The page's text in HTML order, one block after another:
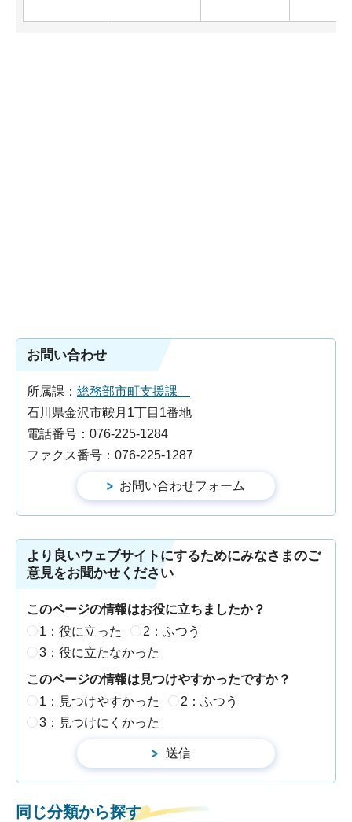
お問い合わせ
所属課： 総務部市町支援課
石川県金沢市鞍月1丁目1番地
電話番号：076-225-1284
ファクス番号：076-225-1287
より良いウェブサイトにするためにみなさまのご
意見をお聞かせください
このページの情報はお役に立ちましたか？
1：役に立った
2：ふつう
3：役に立たなかった
このページの情報は見つけやすかったですか？
1：見つけやすかった
2：ふつう
3：見つけにくかった
同じ分類から探す